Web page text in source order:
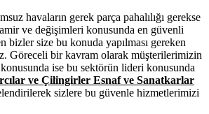
havaların gerek parça pahalılığı gerekse
ve değişimleri konusunda en güvenli
bizler size bu konuda yapılması gereken
Göreceli bir kavram olarak müşterilerimizin
ise bu sektörün lideri konusunda
ve Çilingirler Esnaf ve Sanatkarlar
sizlere bu güvenle hizmetlerimizi